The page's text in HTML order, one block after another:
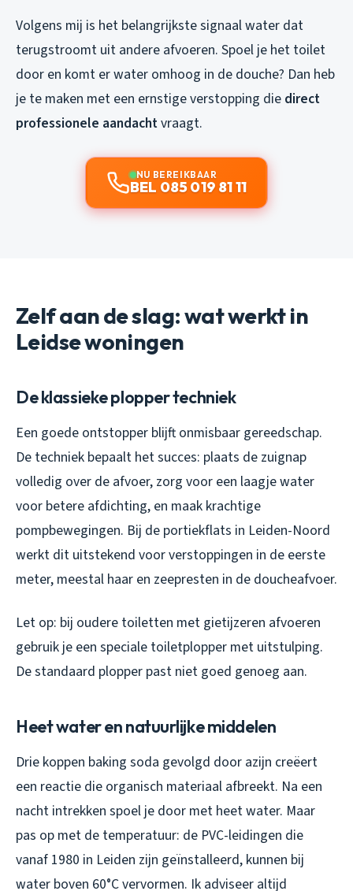
Volgens mij is het belangrijkste signaal water dat
terugstroomt uit andere afvoeren. Spoel je het toilet
door en komt er water omhoog in de douche? Dan heb
je te maken met een ernstige verstopping die direct
professionele aandachtvraagt.
NU BEREIKBAAR
BEL 085 019 81 11
Zelf aan de slag: wat werkt in
Leidse woningen
De klassieke plopper techniek
Een goede ontstopper blijft onmisbaar gereedschap.
De techniek bepaalt het succes: plaats de zuignap
volledig over de afvoer, zorg voor een laagje water
voor betere afdichting, en maak krachtige
pompbewegingen. Bij de portiekflats in Leiden-Noord
werkt dit uitstekend voor verstoppingen in de eerste
meter, meestal haar en zeepresten in de doucheafvoer.
Let op: bij oudere toiletten met gietijzeren afvoeren
gebruik je een speciale toiletplopper met uitstulping.
De standaard plopper past niet goed genoeg aan.
Heet water en natuurlijke middelen
Drie koppen baking soda gevolgd door azijn creëert
een reactie die organisch materiaal afbreekt. Na een
nacht intrekken spoel je door met heet water. Maar
pas op met de temperatuur: de PVC-leidingen die
vanaf 1980 in Leiden zijn geïnstalleerd, kunnen bij
water boven 60°C vervormen. Ik adviseer altijd